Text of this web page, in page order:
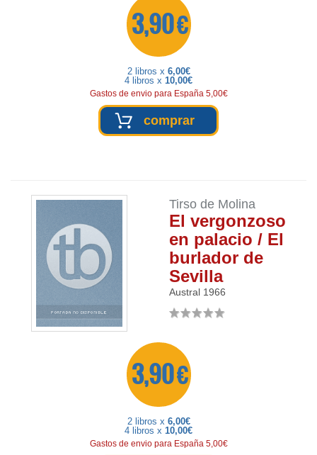
3,90 €
2 libros x 6,00€
4 libros x 10,00€
Gastos de envio para España 5,00€
comprar
Tirso de Molina
El vergonzoso
en palacio / El
burlador de
Sevilla
Austral 1966
3,90 €
2 libros x 6,00€
4 libros x 10,00€
Gastos de envio para España 5,00€